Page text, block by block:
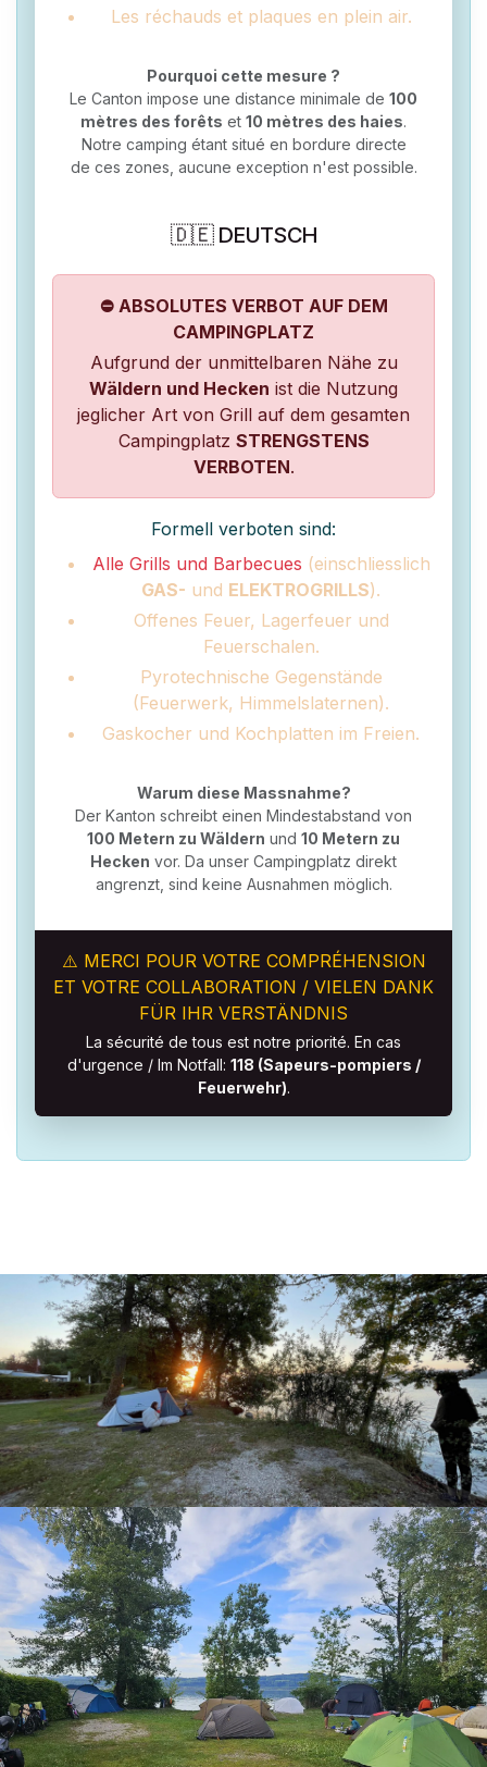
Les réchauds et plaques en plein air.
Pourquoi cette mesure ?
Le Canton impose une distance minimale de 100
mètres des forêts et 10 mètres des haies.
Notre camping étant situé en bordure directe
de ces zones, aucune exception n'est possible.
🇩🇪 DEUTSCH
⛔ ABSOLUTES VERBOT AUF DEM
CAMPINGPLATZ
Aufgrund der unmittelbaren Nähe zu
Wäldern und Hecken ist die Nutzung
jeglicher Art von Grill auf dem gesamten
Campingplatz STRENGSTENS
VERBOTEN.
Formell verboten sind:
Alle Grills und Barbecues (einschliesslich
GAS- und ELEKTROGRILLS).
Offenes Feuer, Lagerfeuer und
Feuerschalen.
Pyrotechnische Gegenstände
(Feuerwerk, Himmelslaternen).
Gaskocher und Kochplatten im Freien.
Warum diese Massnahme?
Der Kanton schreibt einen Mindestabstand von
100 Metern zu Wäldern und 10 Metern zu
Hecken vor. Da unser Campingplatz direkt
angrenzt, sind keine Ausnahmen möglich.
⚠️ MERCI POUR VOTRE COMPRÉHENSION
ET VOTRE COLLABORATION / VIELEN DANK
FÜR IHR VERSTÄNDNIS
La sécurité de tous est notre priorité. En cas
d'urgence / Im Notfall: 118 (Sapeurs-pompiers /
Feuerwehr).